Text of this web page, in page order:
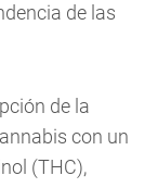
de las
de la
con un
(THC),